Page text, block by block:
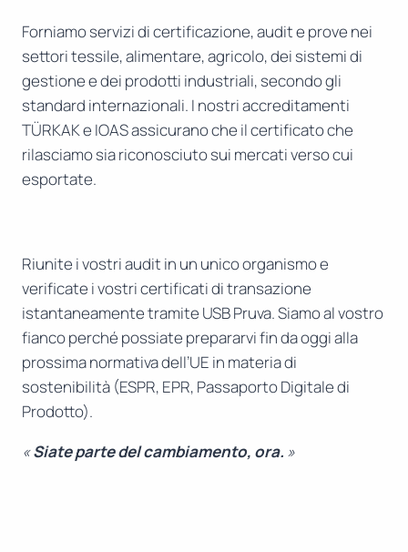
Forniamo servizi di certificazione, audit e prove nei
settori tessile, alimentare, agricolo, dei sistemi di
gestione e dei prodotti industriali, secondo gli
standard internazionali. I nostri accreditamenti
TÜRKAK e IOAS assicurano che il certificato che
rilasciamo sia riconosciuto sui mercati verso cui
esportate.
Riunite i vostri audit in un unico organismo e
verificate i vostri certificati di transazione
istantaneamente tramite USB Pruva. Siamo al vostro
fianco perché possiate prepararvi fin da oggi alla
prossima normativa dell’UE in materia di
sostenibilità (ESPR, EPR, Passaporto Digitale di
Prodotto).
«Siate parte del cambiamento, ora. »